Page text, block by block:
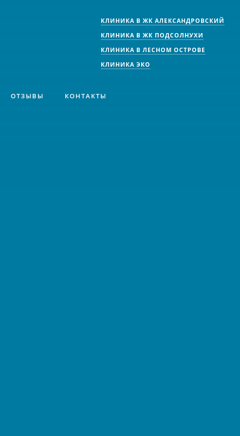
КЛИНИКА В ЖК АЛЕКСАНДРОВСКИЙ
КЛИНИКА В ЖК ПОДСОЛНУХИ
КЛИНИКА В ЛЕСНОМ ОСТРОВЕ
КЛИНИКА ЭКО
ОТЗЫВЫ КОНТАКТЫ